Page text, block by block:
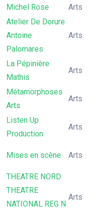
Michel Rose
Arts
Atelier De Dorure
Antoine
Palomares
Arts
La Pépinière
Mathis
Arts
Métamorphoses
Arts
Arts
Listen Up
Production
Arts
Mises en scène Arts
THEATRE NORD
THEATRE
NATIONAL REG N
Arts